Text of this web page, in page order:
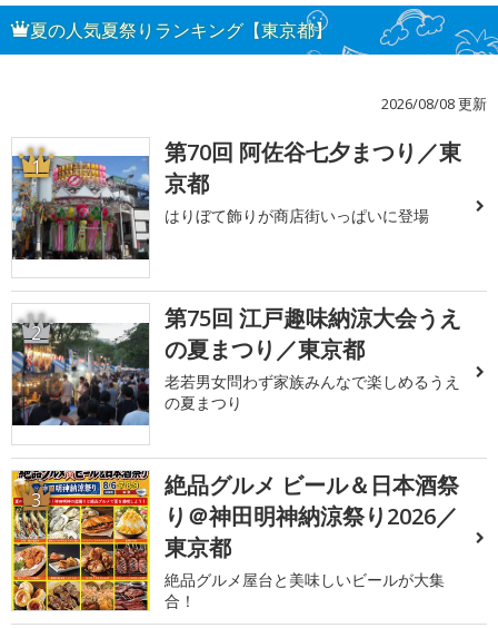
夏の人気夏祭りランキング【東京都】
2026/08/08 更新
1
第70回 阿佐谷七夕まつり／東
京都
はりぼて飾りが商店街いっぱいに登場
2
第75回 江戸趣味納涼大会うえ
の夏まつり／東京都
老若男女問わず家族みんなで楽しめるうえ
の夏まつり
3
絶品グルメ ビール＆日本酒祭
り＠神田明神納涼祭り2026／
東京都
絶品グルメ屋台と美味しいビールが大集
合！